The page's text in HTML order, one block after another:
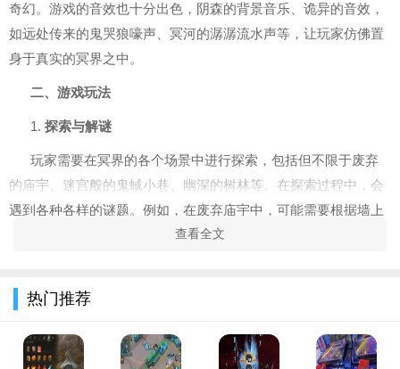
奇幻。游戏的音效也十分出色，阴森的背景音乐、诡异的音效，
如远处传来的鬼哭狼嚎声、冥河的潺潺流水声等，让玩家仿佛置
身于真实的冥界之中。
二、游戏玩法
1. 探索与解谜
玩家需要在冥界的各个场景中进行探索，包括但不限于废弃
的庙宇、迷宫般的鬼蜮小巷、幽深的树林等。在探索过程中，会
遇到各种各样的谜题。例如，在废弃庙宇中，可能需要根据墙上
的神秘符文提示，按照特定的顺序推动神像才能打开隐藏的通
确的路线。
游戏中有许多与奈何桥相关的线索和物品需要收集。这些物
查看全文
热门推荐